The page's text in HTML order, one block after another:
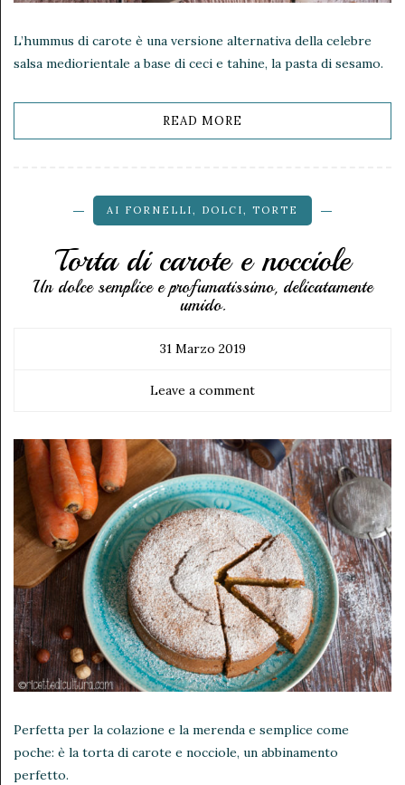
L’hummus di carote è una versione alternativa della celebre
salsa mediorientale a base di ceci e tahine, la pasta di sesamo.
READ MORE
AI FORNELLI, DOLCI, TORTE
Torta di carote e nocciole
Un dolce semplice e profumatissimo, delicatamente
umido.
31 Marzo 2019
Leave a comment
Perfetta per la colazione e la merenda e semplice come
poche: è la torta di carote e nocciole, un abbinamento
perfetto.